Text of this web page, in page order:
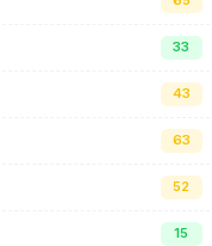
33
43
63
52
15